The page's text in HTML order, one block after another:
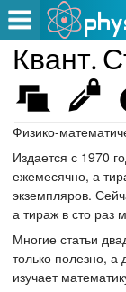
Квант.
Физико-
Издается с 1970
ежемесячно, а
экземпляров.
а тираж в сто раз
Многие статьи
только полезно, а
изучает